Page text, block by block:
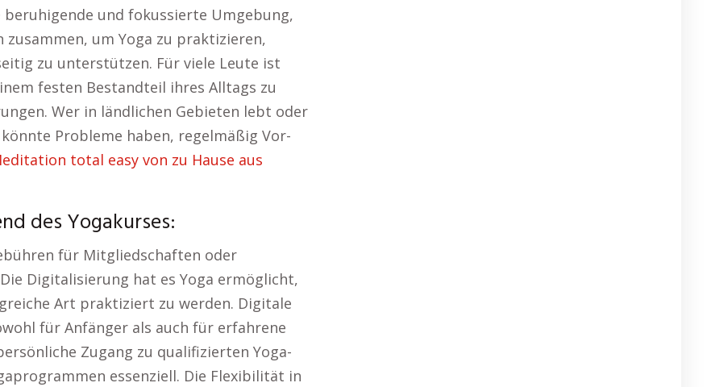
und fokussierte Umgebung,
um Yoga zu praktizieren,
zu unterstützen. Für viele Leute ist
festen Bestandteil ihres Alltags zu
Wer in ländlichen Gebieten lebt oder
Probleme haben, regelmäßig Vor-
total easy von zu Hause aus
des Yogakurses:
für Mitgliedschaften oder
Digitalisierung hat es Yoga ermöglicht,
Art praktiziert zu werden. Digitale
für Anfänger als auch für erfahrene
Zugang zu qualifizierten Yoga-
essenziell. Die Flexibilität in